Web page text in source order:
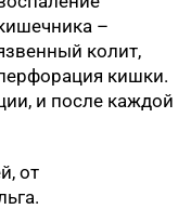
–
колит,
кишки.
и после каждой
от